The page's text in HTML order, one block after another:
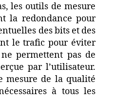
les outils de mesure
la redondance pour
des bits et des
le trafic pour éviter
permettent pas de
par l’utilisateur.
mesure de la qualité
à tous les